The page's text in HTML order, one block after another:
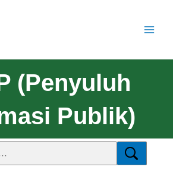
(Penyuluh
Publik)